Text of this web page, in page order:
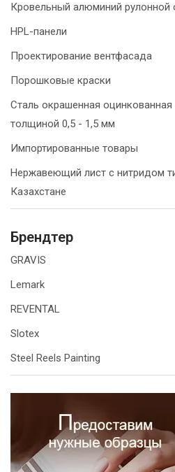
Кровельный алюминий рулонной
HPL-панели
Проектирование вентфасада
Порошковые краски
Сталь окрашенная оцинкованная
толщиной 0,5 - 1,5 мм
Импортированные товары
Нержавеющий лист с нитридом
Казахстане
Брендтер
GRAVIS
Lemark
REVENTAL
Slotex
Steel Reels Painting